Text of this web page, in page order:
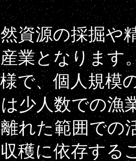
資源の採掘や
業となります
で、個人規模
少人数での漁
れた範囲での
穫に依存する